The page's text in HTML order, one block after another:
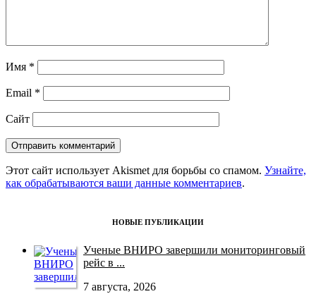
Имя *
Email *
Сайт
Этот сайт использует Akismet для борьбы со спамом. Узнайте,
как обрабатываются ваши данные комментариев.
НОВЫЕ ПУБЛИКАЦИИ
Ученые ВНИРО завершили мониторинговый
рейс в ...
7 августа, 2026